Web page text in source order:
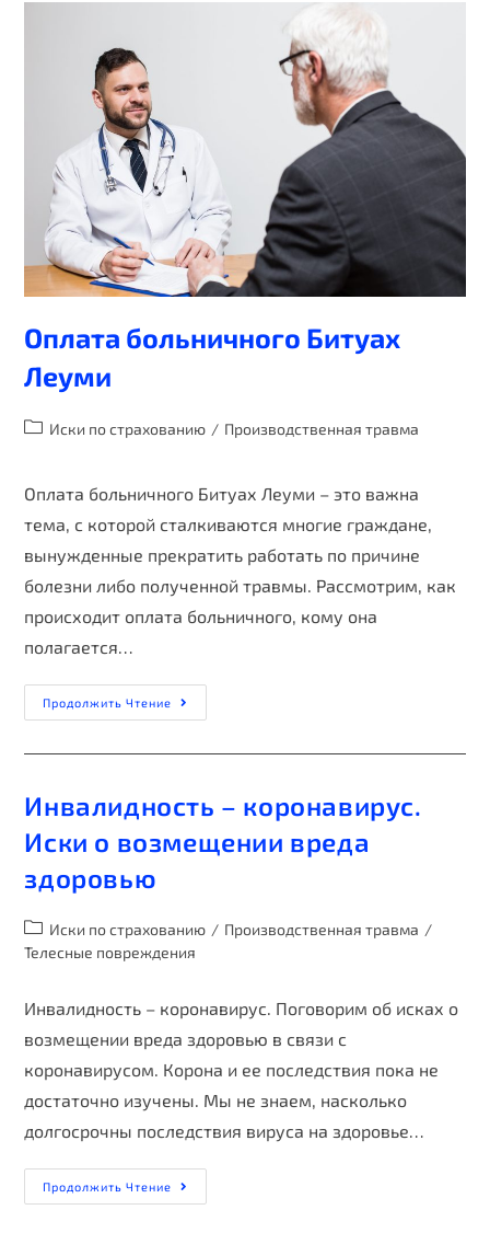
Оплата больничного Битуах
Леуми
Иски по страхованию / Производственная травма
Оплата больничного Битуах Леуми – это важна
тема, с которой сталкиваются многие граждане,
вынужденные прекратить работать по причине
болезни либо полученной травмы. Рассмотрим, как
происходит оплата больничного, кому она
полагается…
Продолжить Чтение
Инвалидность – коронавирус.
Иски о возмещении вреда
здоровью
Иски по страхованию / Производственная травма /
Телесные повреждения
Инвалидность – коронавирус. Поговорим об исках о
возмещении вреда здоровью в связи с
коронавирусом. Корона и ее последствия пока не
достаточно изучены. Мы не знаем, насколько
долгосрочны последствия вируса на здоровье…
Продолжить Чтение